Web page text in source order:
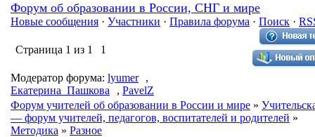
Форум об образовании в России, СНГ и мире
Новые сообщения · Участники · Правила форума · Поиск ·
Страница 1 из 1 1
Модератор форума: lyumer
,
Екатерина_Пашкова
, PavelZ
Форум учителей об образовании в России и мире »
— форум учителей, педагогов, воспитателей и родителей »
Методика » Разное